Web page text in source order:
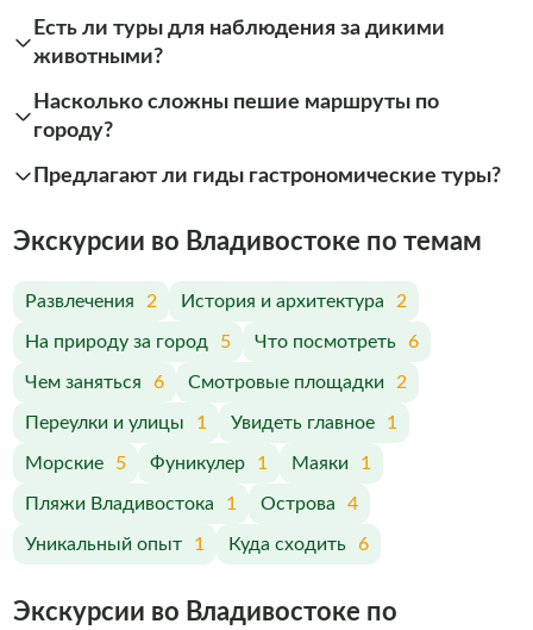
Есть ли туры для наблюдения за дикими
животными?
Насколько сложны пешие маршруты по
городу?
Предлагают ли гиды гастрономические туры?
Экскурсии во Владивостоке по темам
Развлечения 2 История и архитектура 2
На природу за город 5 Что посмотреть 6
Чем заняться 6 Смотровые площадки 2
Переулки и улицы 1 Увидеть главное 1
Морские 5 Фуникулер 1 Маяки 1
Пляжи Владивостока 1 Острова 4
Уникальный опыт 1 Куда сходить 6
Экскурсии во Владивостоке по